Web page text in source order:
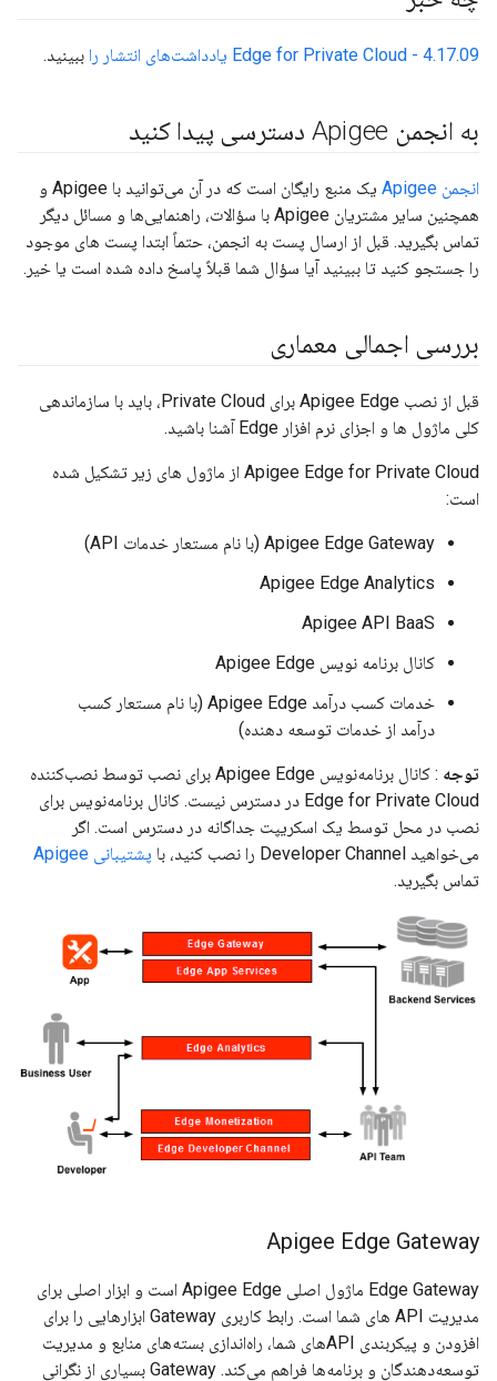
4.17.09 - Edge for Private Cloud یادداشت‌های انتشار را ببینید.
به انجمن Apigee دسترسی پیدا کنید
انجمن Apigee
یک منبع رایگان است که در آن می‌توانید با Apigee و
همچنین سایر مشتریان Apigee با سؤالات، راهنمایی‌ها و مسائل دیگر
تماس بگیرید. قبل از ارسال پست به انجمن، حتماً ابتدا پست های موجود
را جستجو کنید تا ببینید آیا سؤال شما قبلاً پاسخ داده شده است یا خیر.
بررسی اجمالی معماری
قبل از نصب Apigee Edge برای Private Cloud، باید با سازماندهی
کلی ماژول ها و اجزای نرم افزار Edge آشنا باشید.
Apigee Edge for Private Cloud از ماژول های زیر تشکیل شده
است:
Apigee Edge Gateway (با نام مستعار خدمات API)
Apigee Edge Analytics
Apigee API BaaS
کانال برنامه نویس Apigee Edge
خدمات کسب درآمد Apigee Edge (با نام مستعار کسب
درآمد از خدمات توسعه دهنده)
توجه
: کانال برنامه‌نویس Apigee Edge برای نصب توسط نصب‌کننده
Edge for Private Cloud در دسترس نیست. کانال برنامه‌نویس برای
نصب در محل توسط یک اسکریپت جداگانه در دسترس است. اگر
می‌خواهید Developer Channel را نصب کنید، با
پشتیبانی Apigee
تماس بگیرید.
Apigee Edge Gateway
Edge Gateway ماژول اصلی Apigee Edge است و ابزار اصلی برای
مدیریت API های شما است. رابط کاربری Gateway ابزارهایی را برای
افزودن و پیکربندی APIهای شما، راه‌اندازی بسته‌های منابع و مدیریت
توسعه‌دهندگان و برنامه‌ها فراهم می‌کند. Gateway بسیاری از نگرانی